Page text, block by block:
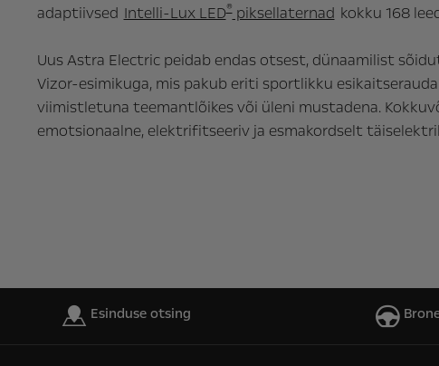
adaptiivsed Intelli-Lux LED®piksellaternad kokku 168
Uus Astra Electric peidab endas otsest, dünaamilist
Vizor-esimikuga, mis pakub eriti sportlikku
viimistletuna teemantlõikes või üleni mustadena.
emotsionaalne, elektrifitseeriv ja esmakordselt
Esinduse otsing